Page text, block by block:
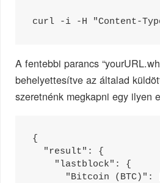
A fentebbi parancs
behelyettesítve az általad
szeretnénk megkapni egy ilyen
{
  "result": {
    "lastblock": {
      "Bitcoin (BTC)": [